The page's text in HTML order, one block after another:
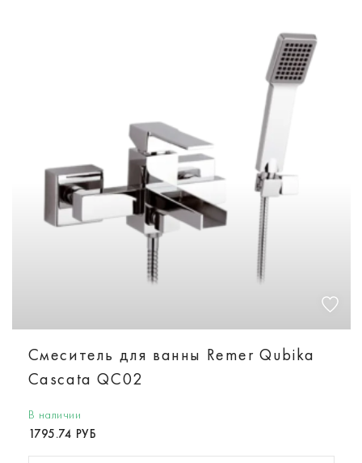
Смеситель для ванны Remer Qubika
Cascata QC02
В наличии
1795.74 РУБ